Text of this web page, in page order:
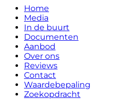
Home
Media
In de buurt
Documenten
Aanbod
Over ons
Reviews
Contact
Waardebepaling
Zoekopdracht